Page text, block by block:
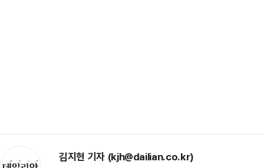
김지현 기자 (kjh@dailian.co.kr)